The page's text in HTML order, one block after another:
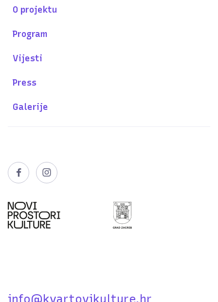
O projektu
Program
Vijesti
Press
Galerije
 
info@kvartovikulture.hr